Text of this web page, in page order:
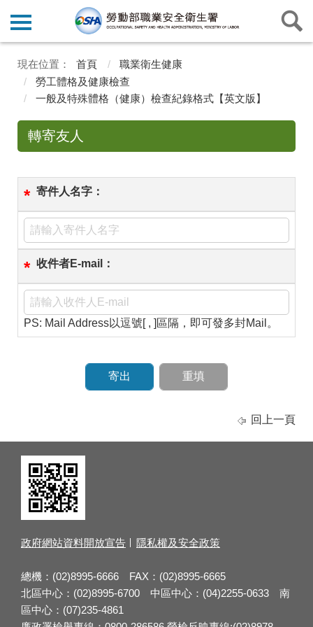
首頁
職業衛生健康
勞工體格及健康檢查
一般及特殊體格（健康）檢查紀錄格式【英文版】
轉寄友人
* 寄件人名字：
* 收件者E-mail：
PS: Mail Address以逗號[ , ]區隔，即可發多封Mail。
回上一頁
政府網站資料開放宣告 隱私權及安全政策
總機：(02)8995-6666 FAX：(02)8995-6665
北區中心：(02)8995-6700 中區中心：(04)2255-0633 南
區中心：(07)235-4861